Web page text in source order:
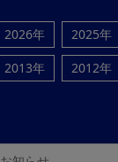
2026年 2025年
2013年
2012年